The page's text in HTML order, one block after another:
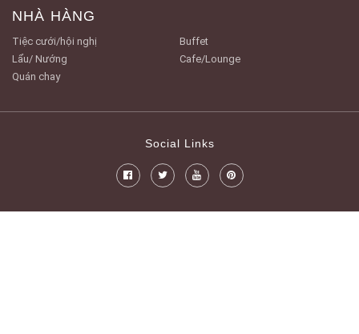
NHÀ HÀNG
Tiệc cưới/hội nghị
Buffet
Lẩu/ Nướng
Cafe/Lounge
Quán chay
Social Links